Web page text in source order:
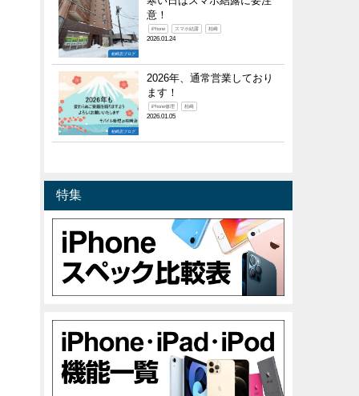
柏崎店ブログ
意！
iPhone スマホ結露 柏崎
2026.01.24
柏崎店ブログ
2026年、通常営業しており
ます！
iPhone修理 柏崎
2026.01.05
特集